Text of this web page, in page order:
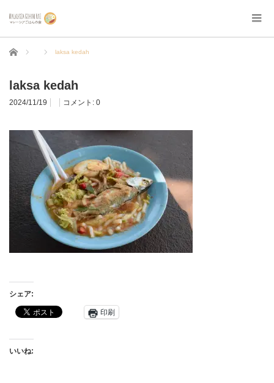
ホーム laksa kedah
laksa kedah
2024/11/19 コメント: 0
シェア:
印刷
いいね: